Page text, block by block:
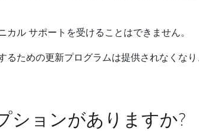
カル サポートを受けることはできません。
るための更新プログラムは提供されなくな
ションがありますか?